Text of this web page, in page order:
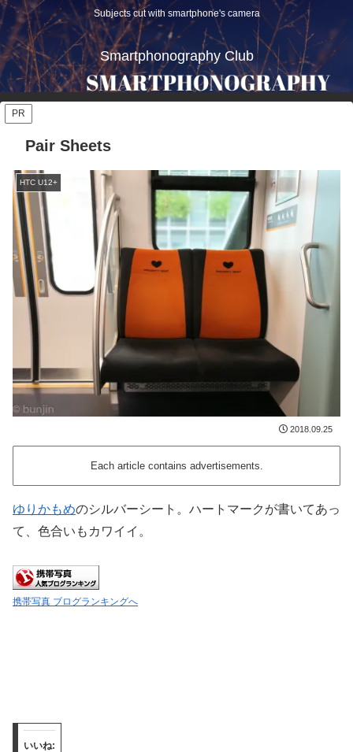
Subjects cut with smartphone's camera
Smartphonography Club
PR
Pair Sheets
HTC U12+
2018.09.25
Each article contains advertisements.
ゆりかもめのシルバーシート。ハートマークが書いてあっ
て、色合いもカワイイ。
携帯写真 ブログランキングへ
いいね: